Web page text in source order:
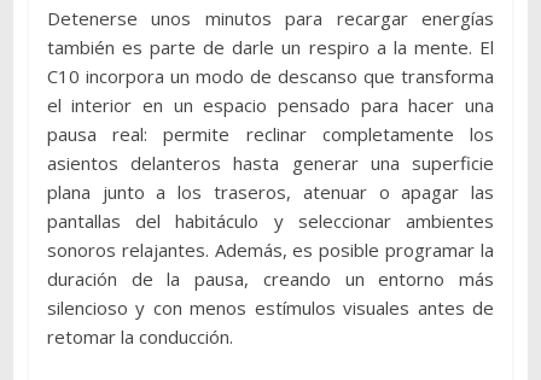
Detenerse unos minutos para recargar energías
también es parte de darle un respiro a la mente. El
C10 incorpora un modo de descanso que transforma
el interior en un espacio pensado para hacer una
pausa real: permite reclinar completamente los
asientos delanteros hasta generar una superficie
plana junto a los traseros, atenuar o apagar las
pantallas del habitáculo y seleccionar ambientes
sonoros relajantes. Además, es posible programar la
duración de la pausa, creando un entorno más
silencioso y con menos estímulos visuales antes de
retomar la conducción.